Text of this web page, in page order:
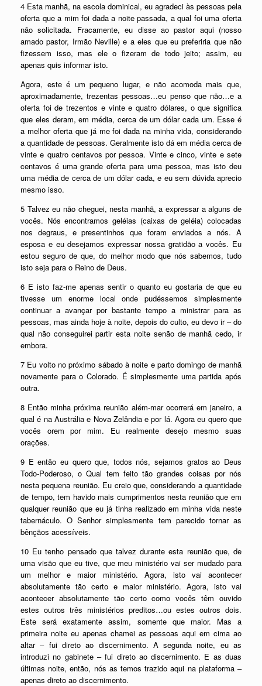
4 Esta manhã, na escola dominical, eu agradeci às pessoas pela
oferta que a mim foi dada a noite passada, a qual foi uma oferta
não solicitada. Fracamente, eu disse ao pastor aqui (nosso
amado pastor, Irmão Neville) e a eles que eu preferiria que não
fizessem isso, mas ele o fizeram de todo jeito; assim, eu
apenas quis informar isto.
Agora, este é um pequeno lugar, e não acomoda mais que,
aproximadamente, trezentas pessoas…eu penso que não…e a
oferta foi de trezentos e vinte e quatro dólares, o que significa
que eles deram, em média, cerca de um dólar cada um. Esse é
a melhor oferta que já me foi dada na minha vida, considerando
a quantidade de pessoas. Geralmente isto dá em média cerca de
vinte e quatro centavos por pessoa. Vinte e cinco, vinte e sete
centavos é uma grande oferta para uma pessoa, mas isto deu
uma média de cerca de um dólar cada, e eu sem dúvida aprecio
mesmo isso.
5 Talvez eu não cheguei, nesta manhã, a expressar a alguns de
vocês. Nós encontramos geléias (caixas de geléia) colocadas
nos degraus, e presentinhos que foram enviados a nós. A
esposa e eu desejamos expressar nossa gratidão a vocês. Eu
estou seguro de que, do melhor modo que nós sabemos, tudo
isto seja para o Reino de Deus.
6 E isto faz-me apenas sentir o quanto eu gostaria de que eu
tivesse um enorme local onde pudéssemos simplesmente
continuar a avançar por bastante tempo a ministrar para as
pessoas, mas ainda hoje à noite, depois do culto, eu devo ir – do
qual não conseguirei partir esta noite senão de manhã cedo, ir
embora.
7 Eu volto no próximo sábado à noite e parto domingo de manhã
novamente para o Colorado. É simplesmente uma partida após
outra.
8 Então minha próxima reunião além-mar ocorrerá em janeiro, a
qual é na Austrália e Nova Zelândia e por lá. Agora eu quero que
vocês orem por mim. Eu realmente desejo mesmo suas
orações.
9 E então eu quero que, todos nós, sejamos gratos ao Deus
Todo-Poderoso, o Qual tem feito tão grandes coisas por nós
nesta pequena reunião. Eu creio que, considerando a quantidade
de tempo, tem havido mais cumprimentos nesta reunião que em
qualquer reunião que eu já tinha realizado em minha vida neste
tabernáculo. O Senhor simplesmente tem parecido tornar as
bênçãos acessíveis.
10 Eu tenho pensado que talvez durante esta reunião que, de
uma visão que eu tive, que meu ministério vai ser mudado para
um melhor e maior ministério. Agora, isto vai acontecer
absolutamente tão certo e maior ministério. Agora, isto vai
acontecer absolutamente tão certo como vocês têm ouvido
estes outros três ministérios preditos…ou estes outros dois.
Este será exatamente assim, somente que maior. Mas a
primeira noite eu apenas chamei as pessoas aqui em cima ao
altar – fui direto ao discernimento. A segunda noite, eu as
introduzi no gabinete – fui direto ao discernimento. E as duas
últimas noite, então, nós as temos trazido aqui na plataforma –
apenas direto ao discernimento.